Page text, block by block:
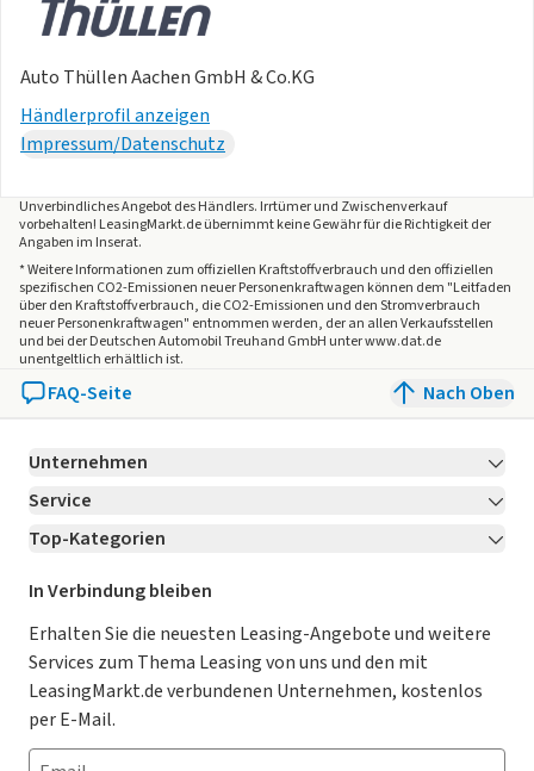
Auto Thüllen Aachen GmbH & Co.KG
Händlerprofil anzeigen
Impressum/Datenschutz
Unverbindliches Angebot desHändlers. Irrtümer und Zwischenverkauf
vorbehalten! LeasingMarkt.de übernimmt keine Gewähr für die Richtigkeit der
Angaben im Inserat.
* Weitere Informationen zum offiziellen Kraftstoffverbrauch und den offiziellen
spezifischen CO2-Emissionen neuer Personenkraftwagen können dem "Leitfaden
über den Kraftstoffverbrauch, die CO2-Emissionen und den Stromverbrauch
neuer Personenkraftwagen" entnommen werden, der an allen Verkaufsstellen
und bei der Deutschen Automobil Treuhand GmbH unter www.dat.de
unentgeltlich erhältlich ist.
FAQ-Seite Nach Oben
Unternehmen
Über LeasingMarkt.de
Karriere Jetzt bewerben!
Für Händler
Kooperation mit AutoScout24
AGB
Datenschutz
Impressum
Service
Kontakt
Ratgeber
Magazin
Datenschutz-Einstellungen
So funktioniert’s
Häufig gestellte Fragen
Top-Kategorien
Leasing Deals
Gebrauchtwagen Leasing
Leasing ohne Anzahlung
E-Auto Leasing
Privatleasing
In Verbindung bleiben
Erhalten Sie die neuesten Leasing-Angebote und weitere
Services zum Thema Leasing von uns und den mit
LeasingMarkt.de verbundenen Unternehmen, kostenlos
per E-Mail.